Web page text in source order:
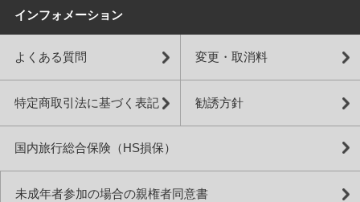
インフォメーション
よくある質問 変更・取消料
特定商取引法に基づく表記 勧誘方針
国内旅行総合保険（HS損保）
未成年者参加の場合の親権者同意書